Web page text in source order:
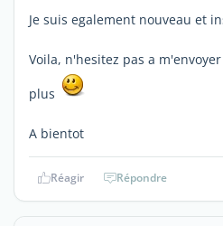
Je suis egalement nouveau et
Voila, n'hesitez pas a
plus
A bientot
Réagir Répondre